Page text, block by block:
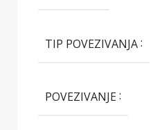
TIP POVEZIVANJA
POVEZIVANJE